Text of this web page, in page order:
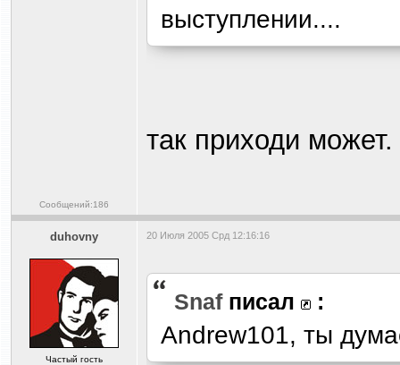
Сообщений:186
выступлении....
так приходи
duhovny
Частый гость
20 Июля 2005 Срд 12:16:16
Snafписал :
Andrew101, ты